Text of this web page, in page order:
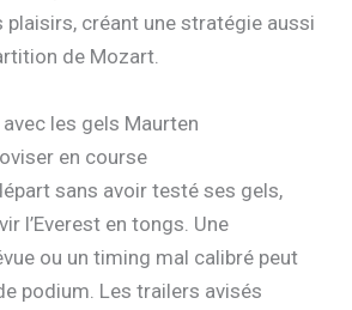
plaisirs, créant une stratégie aussi
de Mozart.
les gels Maurten
en course
sans avoir testé ses gels,
l’Everest en tongs. Une
ou un timing mal calibré peut
podium. Les trailers avisés